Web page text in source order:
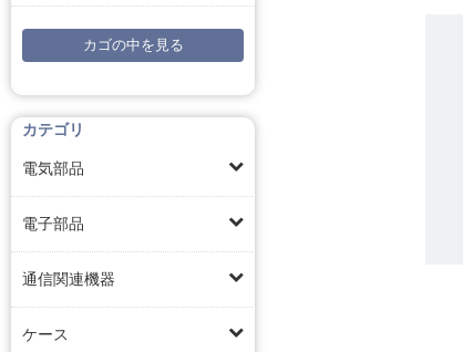
カゴの中を見る
カテゴリ
電気部品
電子部品
通信関連機器
ケース